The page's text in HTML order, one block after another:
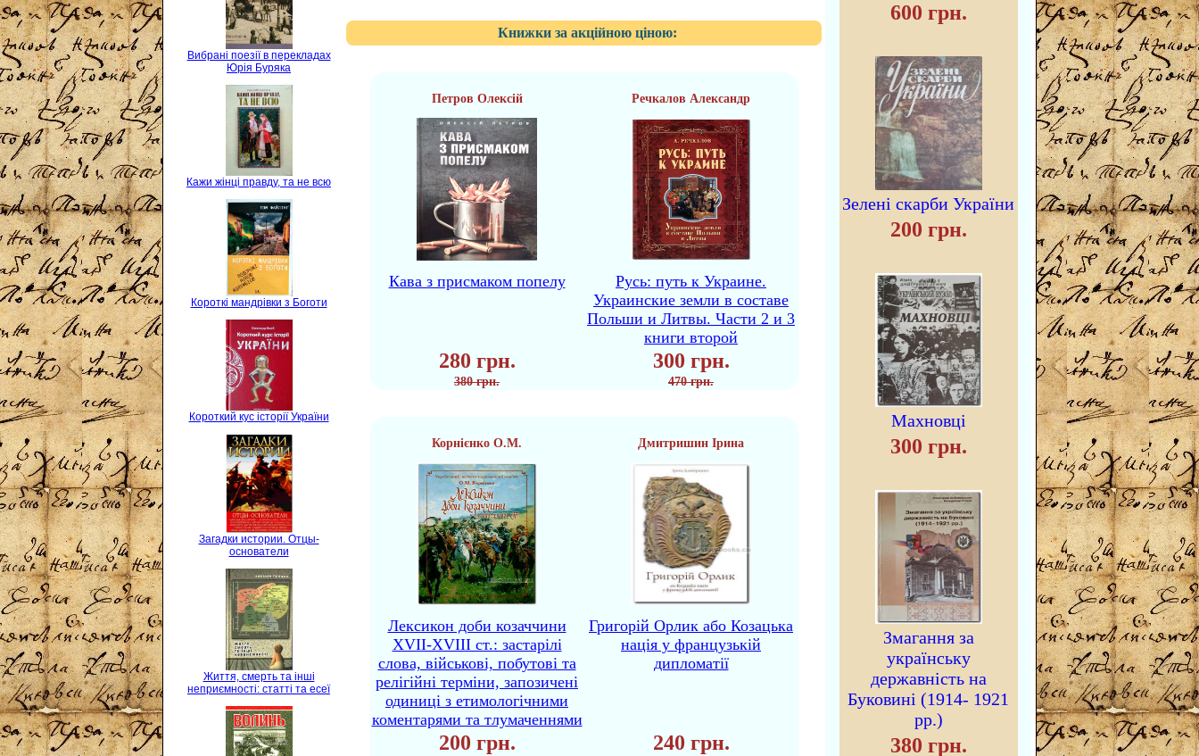
Вибрані поезії в перекладах
Юрія Буряка
Кажи жінці правду, та не всю
Короткі мандрівки з Боготи
Короткий кус історії України
Загадки истории. Отцы-
основатели
Життя, смерть та інші
неприємності: статті та есеї
Книжки за акційною ціною:
Петров Олексій Речкалов Александр
Кава з присмаком попелу
Русь: путь к Украине.
Украинские земли в составе
Польши и Литвы. Части 2 и 3
книги второй
280 грн. 300 грн.
380 грн. 470 грн.
Корнієнко О.М. Дмитришин Ірина
Лексикон доби козаччини
XVII-XVIII ст.: застарілі
слова, військові, побутові та
релігійні терміни, запозичені
одиниці з етимологічними
коментарями та тлумаченнями
Григорій Орлик або Козацька
нація у французькій
дипломатії
200 грн. 240 грн.
600 грн.
Зелені скарби України
200 грн.
Махновці
300 грн.
Змагання за
українську
державність на
Буковині (1914- 1921
рр.)
380 грн.